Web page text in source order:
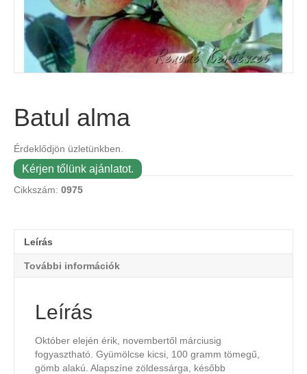
Batul alma
Érdeklődjön üzletünkben.
Kérjen tőlünk ajánlatot.
Cikkszám: 0975
Leírás
További információk
Leírás
Október elején érik, novembertől márciusig
fogyasztható. Gyümölcse kicsi, 100 gramm tömegű,
gömb alakú. Alapszíne zöldessárga, később